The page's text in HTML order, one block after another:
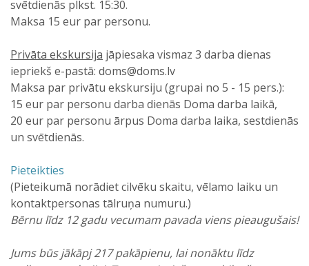
svētdienās plkst. 15:30.
Maksa 15 eur par personu.
Privāta ekskursija jāpiesaka vismaz 3 darba dienas
iepriekš e-pastā: doms@doms.lv
Maksa par privātu ekskursiju (grupai no 5 - 15 pers.):
15 eur par personu darba dienās Doma darba laikā,
20 eur par personu ārpus Doma darba laika, sestdienās
un svētdienās.
Pieteikties
(Pieteikumā norādiet cilvēku skaitu, vēlamo laiku un
kontaktpersonas tālruņa numuru.)
Bērnu līdz 12 gadu vecumam pavada viens pieaugušais!
Jums būs jākāpj 217 pakāpienu, lai nonāktu līdz